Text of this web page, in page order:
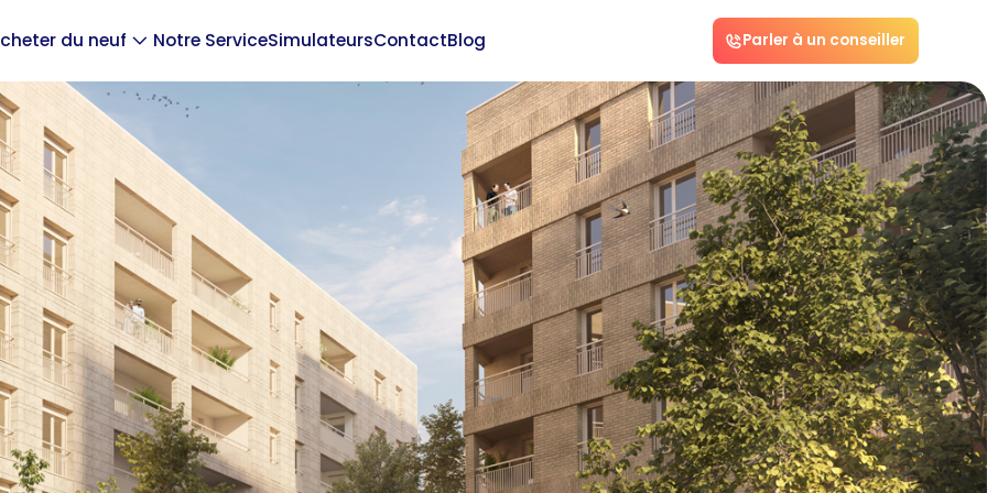
du neuf Notre ServiceSimulateursContactBlog Parler à un conseiller